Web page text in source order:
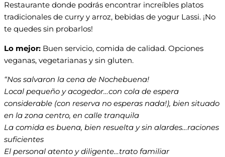
Restaurante donde podrás encontrar increíbles platos
tradicionales de curry y arroz, bebidas de yogur Lassi. ¡No
te quedes sin probarlos!
Lo mejor: Buen servicio, comida de calidad. Opciones
veganas, vegetarianas y sin gluten.
“Nos salvaron la cena de Nochebuena!
Local pequeño y acogedor…con cola de espera
considerable (con reserva no esperas nada!), bien situado
en la zona centro, en calle tranquila
La comida es buena, bien resuelta y sin alardes…raciones
suficientes
El personal atento y diligente…trato familiar